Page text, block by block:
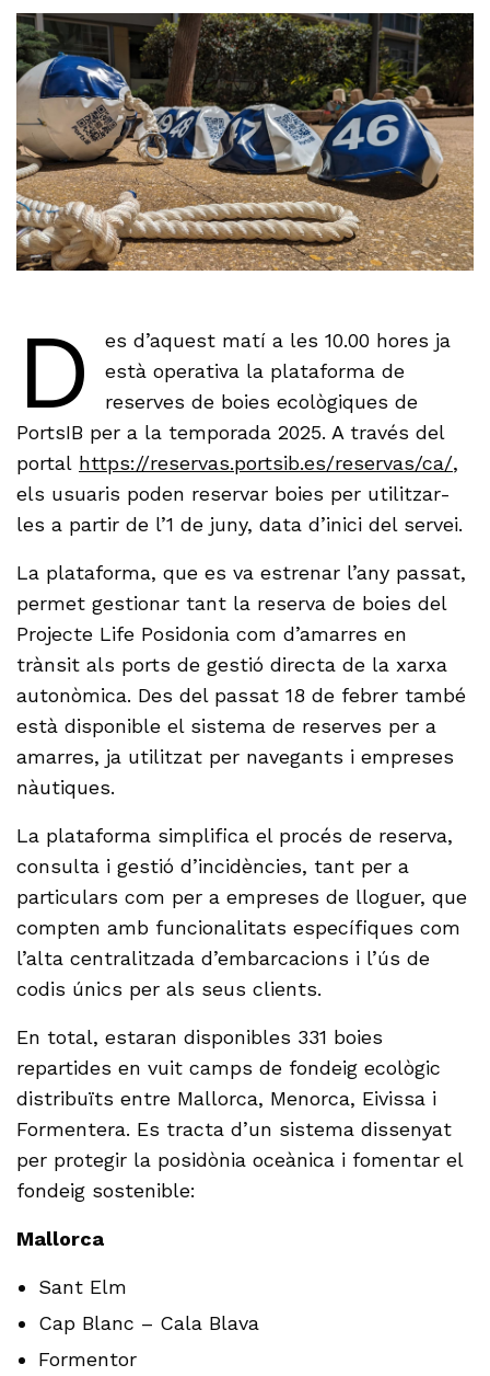
D
es d’aquest matí a les 10.00 hores ja
està operativa la plataforma de
reserves de boies ecològiques de
PortsIB per a la temporada 2025. A través del
portal https://reservas.portsib.es/reservas/ca/,
els usuaris poden reservar boies per utilitzar-
les a partir de l’1 de juny, data d’inici del servei.
La plataforma, que es va estrenar l’any passat,
permet gestionar tant la reserva de boies del
Projecte Life Posidonia com d’amarres en
trànsit als ports de gestió directa de la xarxa
autonòmica. Des del passat 18 de febrer també
està disponible el sistema de reserves per a
amarres, ja utilitzat per navegants i empreses
nàutiques.
La plataforma simplifica el procés de reserva,
consulta i gestió d’incidències, tant per a
particulars com per a empreses de lloguer, que
compten amb funcionalitats específiques com
l’alta centralitzada d’embarcacions i l’ús de
codis únics per als seus clients.
En total, estaran disponibles 331 boies
repartides en vuit camps de fondeig ecològic
distribuïts entre Mallorca, Menorca, Eivissa i
Formentera. Es tracta d’un sistema dissenyat
per protegir la posidònia oceànica i fomentar el
fondeig sostenible:
Mallorca
Sant Elm
Cap Blanc – Cala Blava
Formentor